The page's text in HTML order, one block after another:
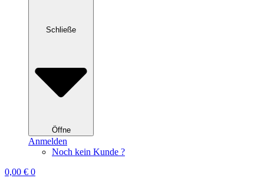
Schließe
Öffne
Anmelden
Noch kein Kunde ?
0,00 € 0